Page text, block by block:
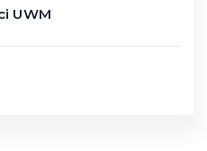
UWM